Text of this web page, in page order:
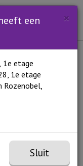
Open
naar een
×
een
1e etage
1e etage
Rozenobel,
Sluit